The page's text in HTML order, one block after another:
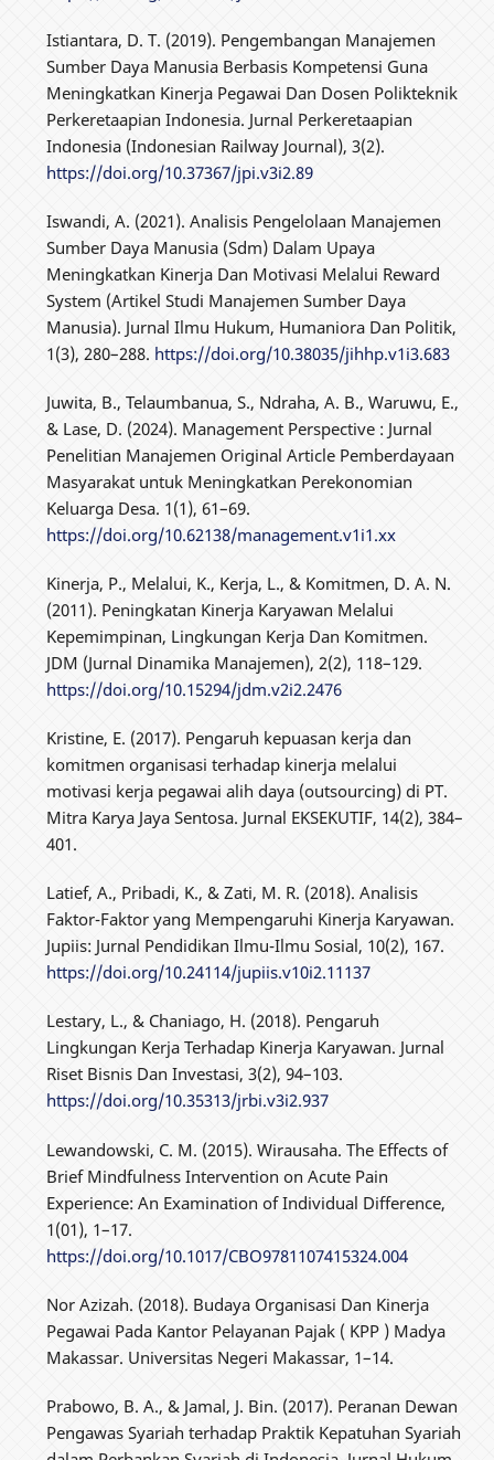
Istiantara, D. T. (2019). Pengembangan Manajemen
Sumber Daya Manusia Berbasis Kompetensi Guna
Meningkatkan Kinerja Pegawai Dan Dosen Polikteknik
Perkeretaapian Indonesia. Jurnal Perkeretaapian
Indonesia (Indonesian Railway Journal), 3(2).
https://doi.org/10.37367/jpi.v3i2.89
Iswandi, A. (2021). Analisis Pengelolaan Manajemen
Sumber Daya Manusia (Sdm) Dalam Upaya
Meningkatkan Kinerja Dan Motivasi Melalui Reward
System (Artikel Studi Manajemen Sumber Daya
Manusia). Jurnal Ilmu Hukum, Humaniora Dan Politik,
1(3), 280–288. https://doi.org/10.38035/jihhp.v1i3.683
Juwita, B., Telaumbanua, S., Ndraha, A. B., Waruwu, E.,
& Lase, D. (2024). Management Perspective : Jurnal
Penelitian Manajemen Original Article Pemberdayaan
Masyarakat untuk Meningkatkan Perekonomian
Keluarga Desa. 1(1), 61–69.
https://doi.org/10.62138/management.v1i1.xx
Kinerja, P., Melalui, K., Kerja, L., & Komitmen, D. A. N.
(2011). Peningkatan Kinerja Karyawan Melalui
Kepemimpinan, Lingkungan Kerja Dan Komitmen.
JDM (Jurnal Dinamika Manajemen), 2(2), 118–129.
https://doi.org/10.15294/jdm.v2i2.2476
Kristine, E. (2017). Pengaruh kepuasan kerja dan
komitmen organisasi terhadap kinerja melalui
motivasi kerja pegawai alih daya (outsourcing) di PT.
Mitra Karya Jaya Sentosa. Jurnal EKSEKUTIF, 14(2), 384–
401.
Latief, A., Pribadi, K., & Zati, M. R. (2018). Analisis
Faktor-Faktor yang Mempengaruhi Kinerja Karyawan.
Jupiis: Jurnal Pendidikan Ilmu-Ilmu Sosial, 10(2), 167.
https://doi.org/10.24114/jupiis.v10i2.11137
Lestary, L., & Chaniago, H. (2018). Pengaruh
Lingkungan Kerja Terhadap Kinerja Karyawan. Jurnal
Riset Bisnis Dan Investasi, 3(2), 94–103.
https://doi.org/10.35313/jrbi.v3i2.937
Lewandowski, C. M. (2015). Wirausaha. The Effects of
Brief Mindfulness Intervention on Acute Pain
Experience: An Examination of Individual Difference,
1(01), 1–17.
https://doi.org/10.1017/CBO9781107415324.004
Nor Azizah. (2018). Budaya Organisasi Dan Kinerja
Pegawai Pada Kantor Pelayanan Pajak ( KPP ) Madya
Makassar. Universitas Negeri Makassar, 1–14.
Prabowo, B. A., & Jamal, J. Bin. (2017). Peranan Dewan
Pengawas Syariah terhadap Praktik Kepatuhan Syariah